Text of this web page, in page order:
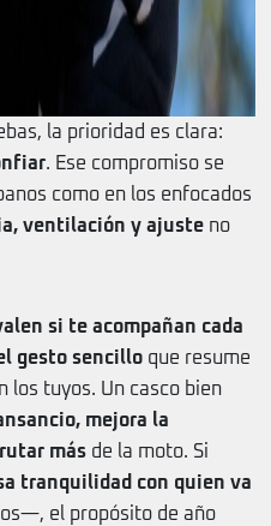
la prioridad es clara:
. Ese compromiso se
como en los enfocados
ventilación y ajuste no
si te acompañan cada
gesto sencillo que resume
los tuyos. Un casco bien
mejora la
más de la moto. Si
tranquilidad con quien va
el propósito de año